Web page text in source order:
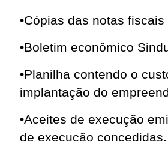
•Cópias das notas
•Boletim econômico
•Planilha contendo o
implantação do
•Aceites de execução
de execução concedidas.